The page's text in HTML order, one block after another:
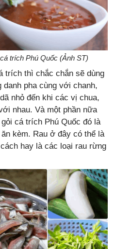
trích Phú Quốc (Ảnh ST)
trích thì chắc chắn sẽ dùng
pha cùng với chanh,
nhỏ đến khi các vị chua,
nhau. Và một phần nữa
cá trích Phú Quốc đó là
kèm. Rau ở đây có thể là
hay là các loại rau rừng